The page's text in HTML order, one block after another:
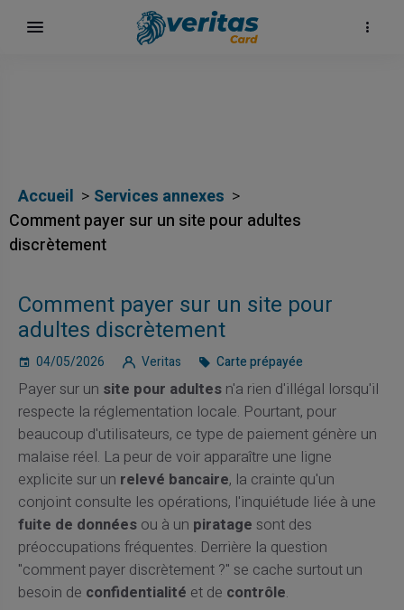
Accueil
Services annexes
Comment payer sur un site pour adultes
discrètement
Comment payer sur un site pour
adultes discrètement
04/05/2026 Veritas Carte prépayée
Payer sur un site pour adultesn'a rien d'illégal lorsqu'il
respecte la réglementation locale. Pourtant, pour
beaucoup d'utilisateurs, ce type de paiement génère un
malaise réel. La peur de voir apparaître une ligne
explicite sur un relevé bancaire, la crainte qu'un
conjoint consulte les opérations, l'inquiétude liée à une
fuite de donnéesou à un piratage sont des
préoccupations fréquentes. Derrière la question
"comment payer discrètement ?" se cache surtout un
besoin de confidentialité et de contrôle.